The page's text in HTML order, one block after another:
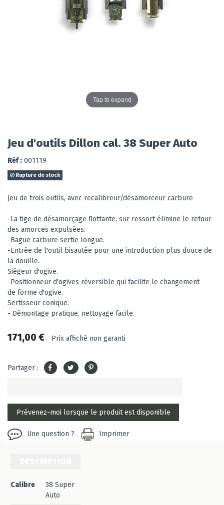
Tap to expand
Jeu d'outils Dillon cal. 38 Super Auto
Réf : 001119
Rupture de stock
Jeu de trois outils, avec recalibreur/désamorceur carbure
-La tige de désamorçage flottante, sur ressort élimine le retour
des amorces expulsées.
-Bague carbure sertie longue.
-Entrée de l'outil bisautée pour une introduction plus douce de
la douille.
Siégeur d'ogive.
-Positionneur d'ogives réversible qui facilite le changement
de forme d'ogive.
Sertisseur conique.
- Démontage pratique, nettoyage facile.
171,00 € Prix affiché non garanti
Partager :
Une question ? Imprimer
Calibre
38 Super
Auto